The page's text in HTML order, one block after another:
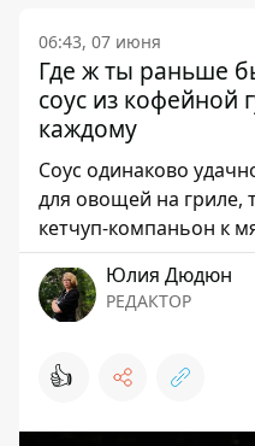
06:43, 07 июня
Где ж ты раньше
соус из кофейной
каждому
Соус одинаково
для овощей на гриле,
кетчуп-компаньон к
Юлия Дюдюн
РЕДАКТОР
👍